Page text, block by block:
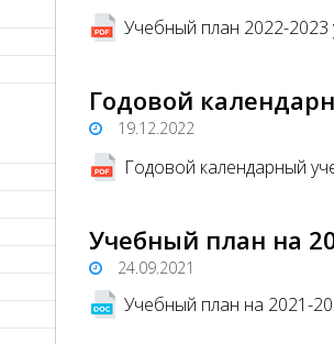
Учебный план 2022-2023
Годовой
19.12.2022
Годовой календарный
Учебный план на
24.09.2021
Учебный план на 2021-